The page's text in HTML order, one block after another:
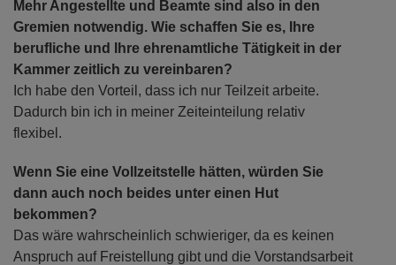
Mehr Angestellte und Beamte sind also in den
Gremien notwendig. Wie schaffen Sie es, Ihre
berufliche und Ihre ehrenamtliche Tätigkeit in der
Kammer zeitlich zu vereinbaren?
Ich habe den Vorteil, dass ich nur Teilzeit arbeite.
Dadurch bin ich in meiner Zeiteinteilung relativ
flexibel.
Wenn Sie eine Vollzeitstelle hätten, würden Sie
dann auch noch beides unter einen Hut
bekommen?
Das wäre wahrscheinlich schwieriger, da es keinen
Anspruch auf Freistellung gibt und die Vorstandsarbeit